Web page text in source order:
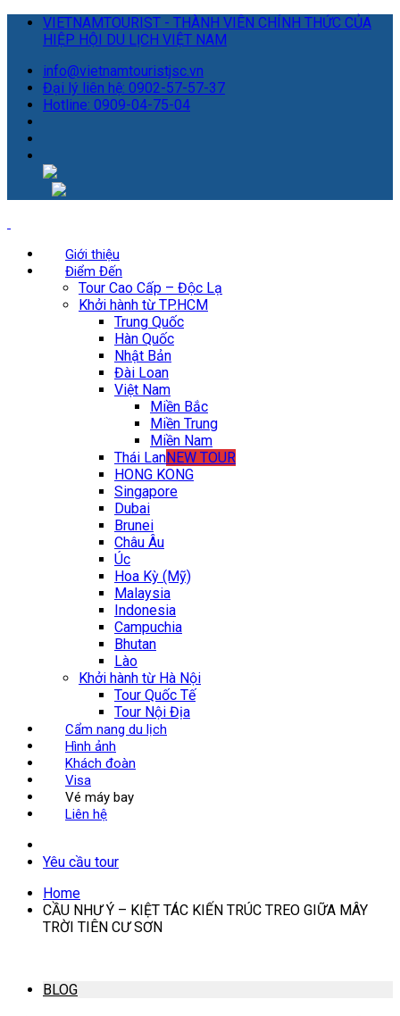
VIETNAMTOURIST - THÀNH VIÊN CHÍNH THỨC CỦA
HIỆP HỘI DU LỊCH VIỆT NAM
info@vietnamtouristjsc.vn
Đại lý liên hệ: 0902-57-57-37
Hotline: 0909-04-75-04
Giới thiệu
Điểm Đến
Tour Cao Cấp – Độc Lạ
Khởi hành từ TP.HCM
Trung Quốc
Hàn Quốc
Nhật Bản
Đài Loan
Việt Nam
Miền Bắc
Miền Trung
Miền Nam
Thái LanNEW TOUR
HONG KONG
Singapore
Dubai
Brunei
Châu Âu
Úc
Hoa Kỳ (Mỹ)
Malaysia
Indonesia
Campuchia
Bhutan
Lào
Khởi hành từ Hà Nội
Tour Quốc Tế
Tour Nội Địa
Cẩm nang du lịch
Hình ảnh
Khách đoàn
Visa
Vé máy bay
Liên hệ
Yêu cầu tour
Home
CẦU NHƯ Ý – KIỆT TÁC KIẾN TRÚC TREO GIỮA MÂY
TRỜI TIÊN CƯ SƠN
BLOG